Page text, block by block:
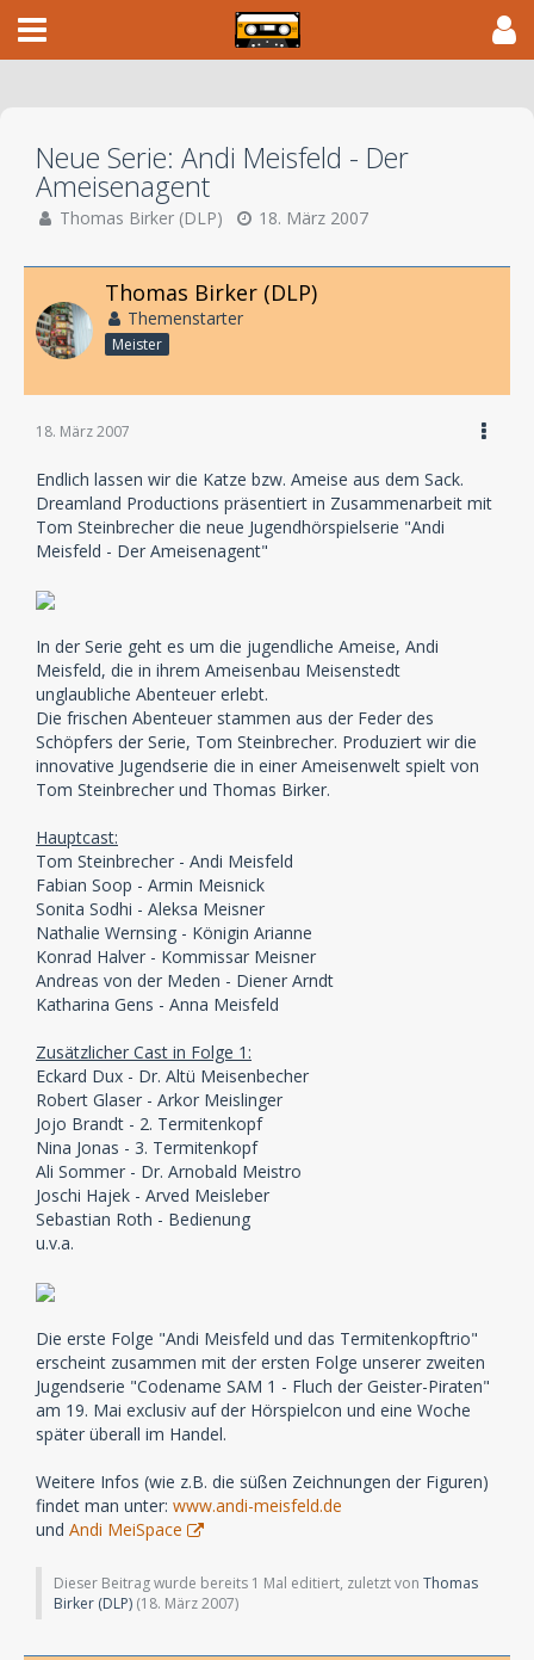
Neue Serie: Andi Meisfeld - Der
Ameisenagent
Thomas Birker (DLP) 18. März 2007
Thomas Birker (DLP)
Themenstarter
Meister
18. März 2007
Endlich lassen wir die Katze bzw. Ameise aus dem Sack.
Dreamland Productions präsentiert in Zusammenarbeit mit
Tom Steinbrecher die neue Jugendhörspielserie "Andi
Meisfeld - Der Ameisenagent"
In der Serie geht es um die jugendliche Ameise, Andi
Meisfeld, die in ihrem Ameisenbau Meisenstedt
unglaubliche Abenteuer erlebt.
Die frischen Abenteuer stammen aus der Feder des
Schöpfers der Serie, Tom Steinbrecher. Produziert wir die
innovative Jugendserie die in einer Ameisenwelt spielt von
Tom Steinbrecher und Thomas Birker.
Hauptcast:
Tom Steinbrecher - Andi Meisfeld
Fabian Soop - Armin Meisnick
Sonita Sodhi - Aleksa Meisner
Nathalie Wernsing - Königin Arianne
Konrad Halver - Kommissar Meisner
Andreas von der Meden - Diener Arndt
Katharina Gens - Anna Meisfeld
Zusätzlicher Cast in Folge 1:
Eckard Dux - Dr. Altü Meisenbecher
Robert Glaser - Arkor Meislinger
Jojo Brandt - 2. Termitenkopf
Nina Jonas - 3. Termitenkopf
Ali Sommer - Dr. Arnobald Meistro
Joschi Hajek - Arved Meisleber
Sebastian Roth - Bedienung
u.v.a.
Die erste Folge "Andi Meisfeld und das Termitenkopftrio"
erscheint zusammen mit der ersten Folge unserer zweiten
Jugendserie "Codename SAM 1 - Fluch der Geister-Piraten"
am 19. Mai exclusiv auf der Hörspielcon und eine Woche
später überall im Handel.
Weitere Infos (wie z.B. die süßen Zeichnungen der Figuren)
findet man unter: www.andi-meisfeld.de
und Andi MeiSpace
Dieser Beitrag wurde bereits 1 Mal editiert, zuletzt von Thomas
Birker (DLP) (18. März 2007)